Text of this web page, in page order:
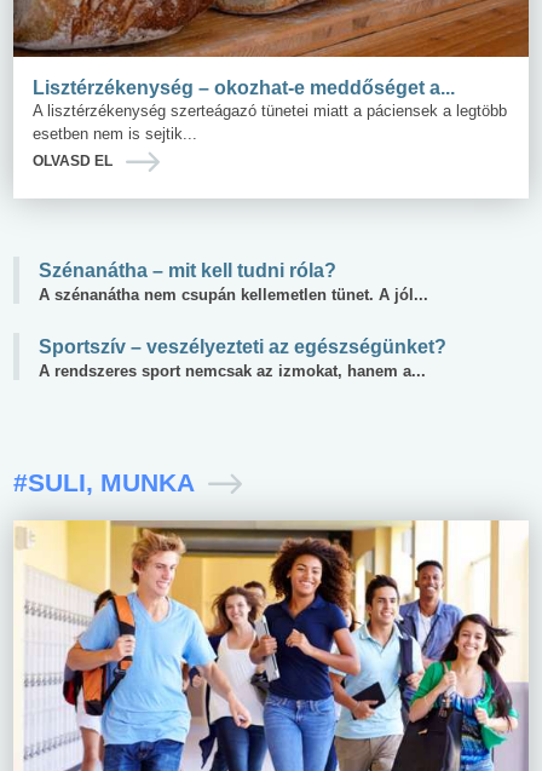
Lisztérzékenység – okozhat-e meddőséget a...
A lisztérzékenység szerteágazó tünetei miatt a páciensek a legtöbb
esetben nem is sejtik...
OLVASD EL
Szénanátha – mit kell tudni róla?
A szénanátha nem csupán kellemetlen tünet. A jól...
Sportszív – veszélyezteti az egészségünket?
A rendszeres sport nemcsak az izmokat, hanem a...
#SULI, MUNKA